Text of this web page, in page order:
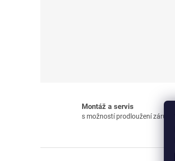
Montáž a servis
s možností prodloužení záruky